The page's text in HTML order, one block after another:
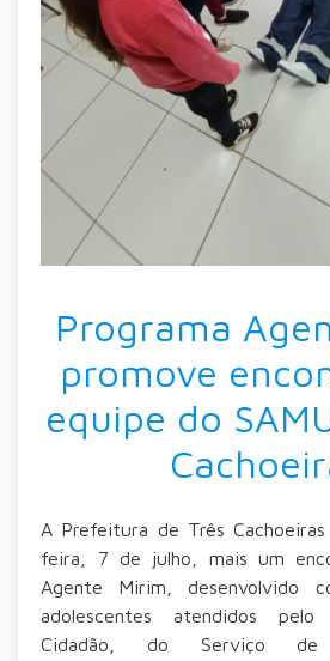
Programa
promove
equipe do
A Prefeitura de Três
feira, 7 de julho, mais um
Agente Mirim, desenvolvido
adolescentes atendidos
Cidadão, do Serviço de